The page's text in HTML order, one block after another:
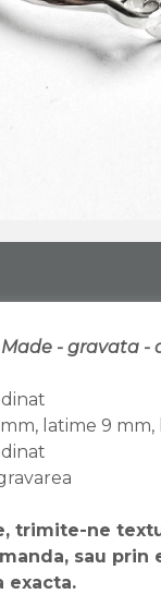
- gravata -
latime 9
trimite-ne
sau
exacta.